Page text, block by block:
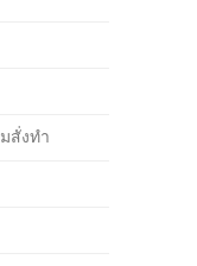
สั่งทำ